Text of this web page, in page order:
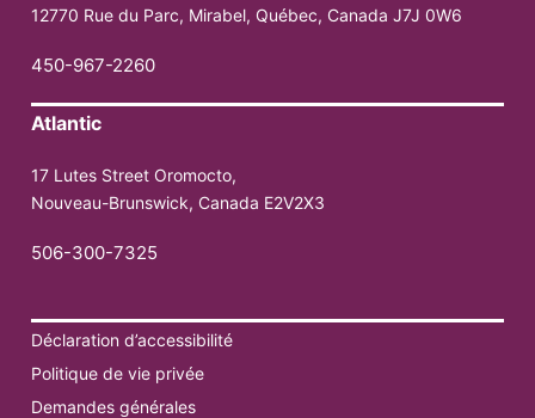
12770 Rue du Parc, Mirabel, Québec, Canada J7J 0W6
450-967-2260
Atlantic
17 Lutes Street Oromocto,
Nouveau-Brunswick, Canada E2V2X3
506-300-7325
Déclaration d’accessibilité
Politique de vie privée
Demandes générales